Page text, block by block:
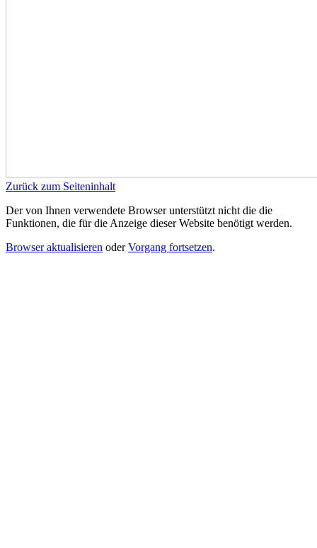
Zurück zum Seiteninhalt
Der von Ihnen verwendete Browser unterstützt nicht die die
Funktionen, die für die Anzeige dieser Website benötigt werden.
Browser aktualisieren oderVorgang fortsetzen.